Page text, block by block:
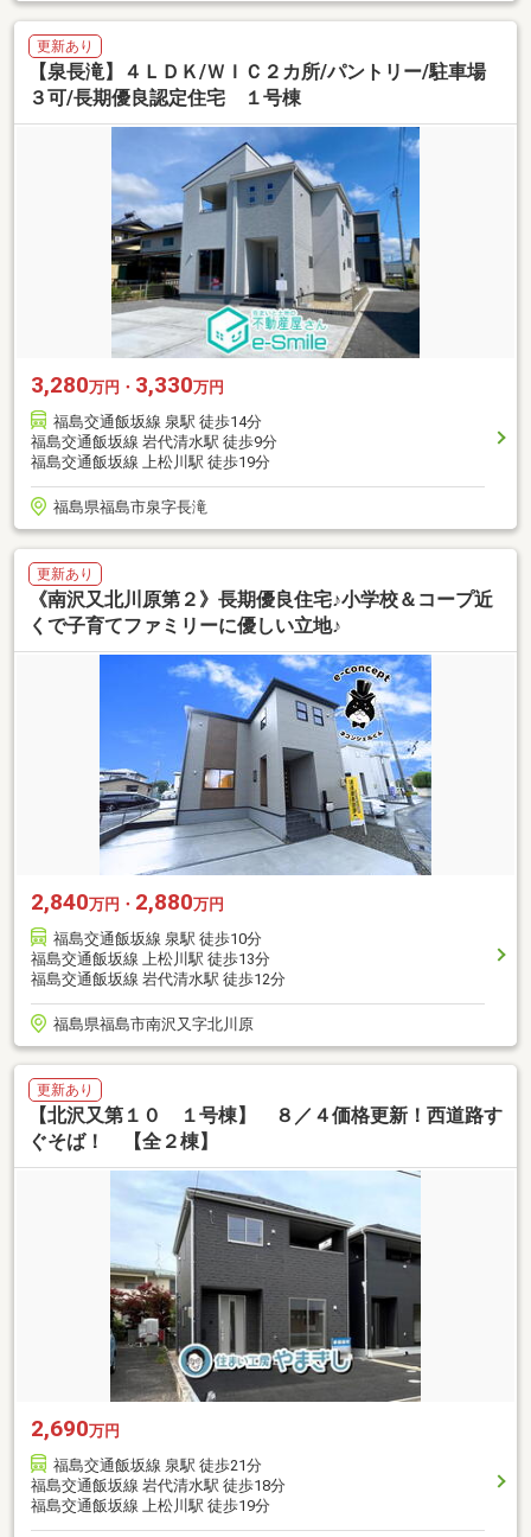
更新あり
【泉長滝】４ＬＤＫ/ＷＩＣ２カ所/パントリー/駐車場
３可/長期優良認定住宅 １号棟
3,280万円・ 3,330万円
福島交通飯坂線 泉駅 徒歩14分
福島交通飯坂線 岩代清水駅 徒歩9分
福島交通飯坂線 上松川駅 徒歩19分
福島県福島市泉字長滝
更新あり
《南沢又北川原第２》長期優良住宅♪小学校＆コープ近
くで子育てファミリーに優しい立地♪
2,840万円・ 2,880万円
福島交通飯坂線 泉駅 徒歩10分
福島交通飯坂線 上松川駅 徒歩13分
福島交通飯坂線 岩代清水駅 徒歩12分
福島県福島市南沢又字北川原
更新あり
【北沢又第１０ １号棟】 ８／４価格更新！西道路す
ぐそば！ 【全２棟】
2,690万円
福島交通飯坂線 泉駅 徒歩21分
福島交通飯坂線 岩代清水駅 徒歩18分
福島交通飯坂線 上松川駅 徒歩19分